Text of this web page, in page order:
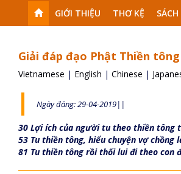
GIỚI THIỆU THƠ KỆ SÁCH
Giải đáp đạo Phật Thiền tông
Vietnamese | English | Chinese |
Ngày đăng: 29-04-2019||
30 Lợi ích của người tu theo thiền tông
53 Tu thiền tông, hiểu chuyện vợ chồng
81 Tu thiền tông rồi thối lui đi theo con